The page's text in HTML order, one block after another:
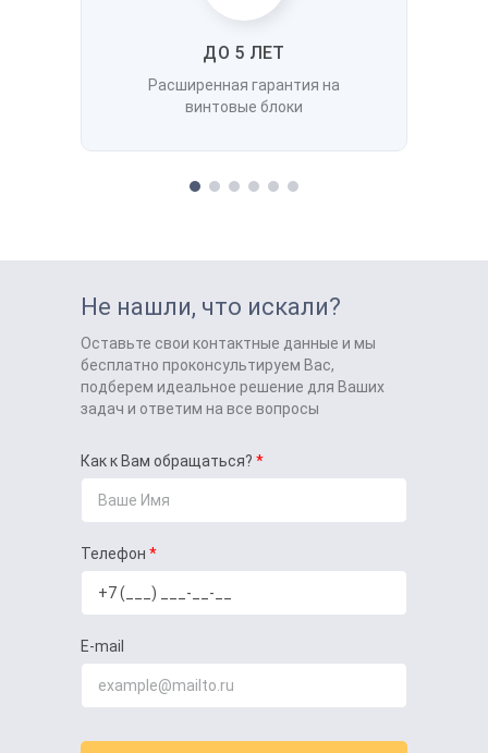
ДО 5 ЛЕТ
Расширенная гарантия на
винтовые блоки
Не нашли, что искали?
Оставьте свои контактные данные и мы
бесплатно проконсультируем Вас,
подберем идеальное решение для Ваших
задач и ответим на все вопросы
Как к Вам обращаться?
Телефон
E-mail